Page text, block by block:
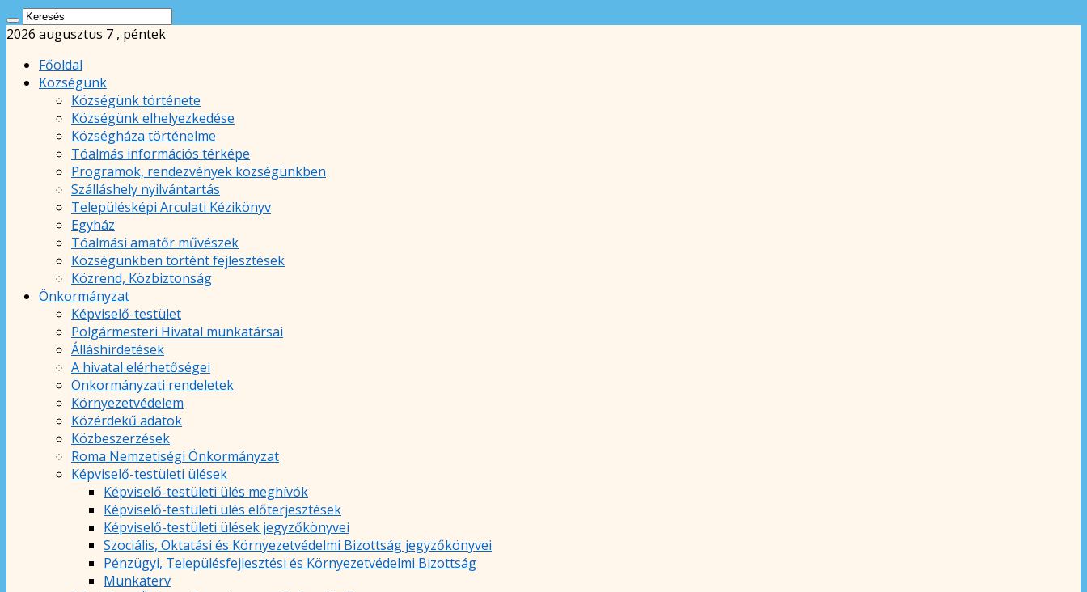
2026 augusztus 7 , péntek
Főoldal
Községünk
Községünk története
Községünk elhelyezkedése
Községháza történelme
Tóalmás információs térképe
Programok, rendezvények községünkben
Szálláshely nyilvántartás
Településképi Arculati Kézikönyv
Egyház
Tóalmási amatőr művészek
Községünkben történt fejlesztések
Közrend, Közbiztonság
Önkormányzat
Képviselő-testület
Polgármesteri Hivatal munkatársai
Álláshirdetések
A hivatal elérhetőségei
Önkormányzati rendeletek
Környezetvédelem
Közérdekű adatok
Közbeszerzések
Roma Nemzetiségi Önkormányzat
Képviselő-testületi ülések
Képviselő-testületi ülés meghívók
Képviselő-testületi ülés előterjesztések
Képviselő-testületi ülések jegyzőkönyvei
Szociális, Oktatási és Környezetvédelmi Bizottság jegyzőkönyvei
Pénzügyi, Településfejlesztési és Környezetvédelmi Bizottság
Munkaterv